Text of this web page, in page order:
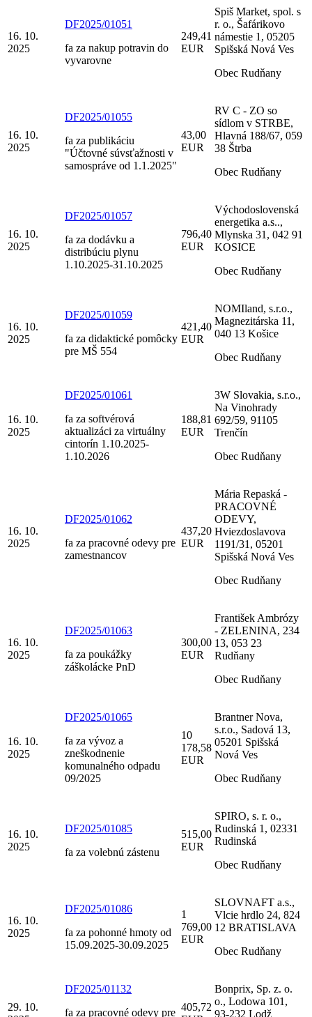
16. 10.
2025
DF2025/01051
fa za nakup potravin do
vyvarovne
249,41
EUR
Spiš Market, spol. s
r. o., Šafárikovo
námestie 1, 05205
Spišská Nová Ves
Obec Rudňany
16. 10.
2025
DF2025/01055
fa za publikáciu
"Účtovné súvsťažnosti v
samospráve od 1.1.2025"
43,00
EUR
RV C - ZO so
sídlom v STRBE,
Hlavná 188/67, 059
38 Štrba
Obec Rudňany
16. 10.
2025
DF2025/01057
fa za dodávku a
distribúciu plynu
1.10.2025-31.10.2025
796,40
EUR
Východoslovenská
energetika a.s..,
Mlynska 31, 042 91
KOSICE
Obec Rudňany
16. 10.
2025
DF2025/01059
fa za didaktické pomôcky
pre MŠ 554
421,40
EUR
NOMIland, s.r.o.,
Magnezitárska 11,
040 13 Košice
Obec Rudňany
16. 10.
2025
DF2025/01061
fa za softvérová
aktualizáci za virtuálny
cintorín 1.10.2025-
1.10.2026
188,81
EUR
3W Slovakia, s.r.o.,
Na Vinohrady
692/59, 91105
Trenčín
Obec Rudňany
16. 10.
2025
DF2025/01062
fa za pracovné odevy pre
zamestnancov
437,20
EUR
Mária Repaská -
PRACOVNÉ
ODEVY,
Hviezdoslavova
1191/31, 05201
Spišská Nová Ves
Obec Rudňany
16. 10.
2025
DF2025/01063
fa za poukážky
záškolácke PnD
300,00
EUR
František Ambrózy
- ZELENINA, 234
13, 053 23
Rudňany
Obec Rudňany
16. 10.
2025
DF2025/01065
fa za vývoz a
zneškodnenie
komunalného odpadu
09/2025
10
178,58
EUR
Brantner Nova,
s.r.o., Sadová 13,
05201 Spišská
Nová Ves
Obec Rudňany
16. 10.
2025
DF2025/01085
fa za volebnú zástenu
515,00
EUR
SPIRO, s. r. o.,
Rudinská 1, 02331
Rudinská
Obec Rudňany
16. 10.
2025
DF2025/01086
fa za pohonné hmoty od
15.09.2025-30.09.2025
1
769,00
EUR
SLOVNAFT a.s.,
Vlcie hrdlo 24, 824
12 BRATISLAVA
Obec Rudňany
29. 10.
DF2025/01132
fa za pracovné odevy pre 405,72
Bonprix, Sp. z. o.
o., Lodowa 101,
93-232 Lodž